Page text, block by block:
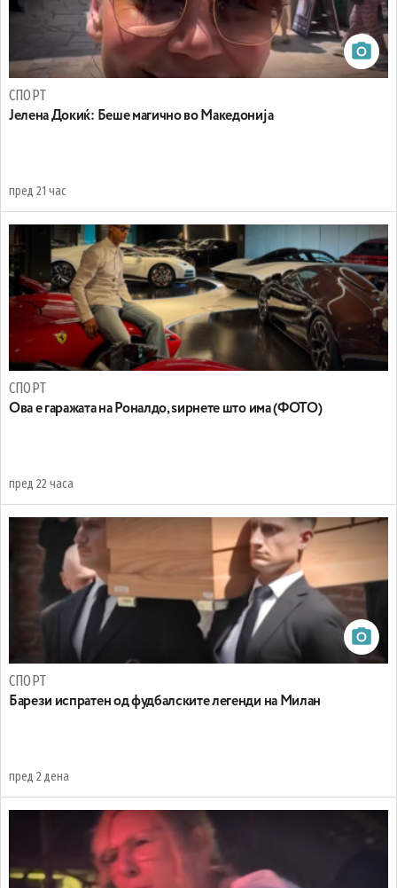
СПОРТ
Јелена Докиќ: Беше магично во Македонија
пред 21 час
СПОРТ
Ова е гаражата на Роналдо, ѕирнете што има (ФОТО)
пред 22 часа
СПОРТ
Барези испратен од фудбалските легенди на Милан
пред 2 дена